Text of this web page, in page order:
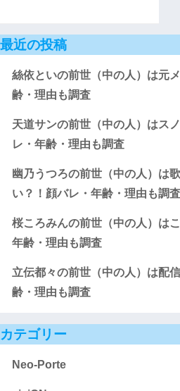
最近の投稿
絲依といの前世（中の人）は元
齢・理由も調査
天道サンの前世（中の人）はス
レ・年齢・理由も調査
幽乃うつろの前世（中の人）は
い？！顔バレ・年齢・理由も調査
桜ころみんの前世（中の人）は
年齢・理由も調査
立伝都々の前世（中の人）は配
齢・理由も調査
カテゴリー
Neo-Porte